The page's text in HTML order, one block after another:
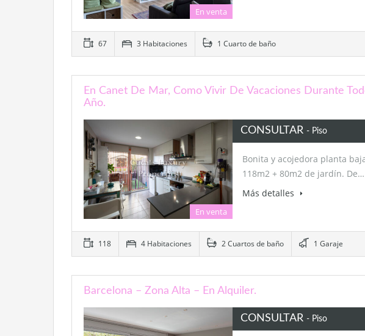
En venta
67 3 Habitaciones 1 Cuarto de baño
En Canet De Mar, Como Vivir De Vacaciones Durante
Año.
En venta
CONSULTAR - Piso
Bonita y acojedora planta
118m2 + 80m2 de jardín. De…
Más detalles
118 4 Habitaciones 2 Cuartos de baño 1 Garaje
Barcelona – Zona Alta – En Alquiler.
CONSULTAR - Piso